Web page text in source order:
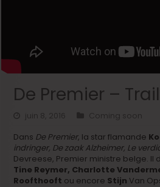
De Premier –
juin 8, 2016
Coming soon
Dans De Premier, la star flamande
indringer, De zaak Alzheimer, Le
Devreese, Premier ministre belge. Il
Tine Reymer, Charlotte
Roofthooft ou encore Stijn Van